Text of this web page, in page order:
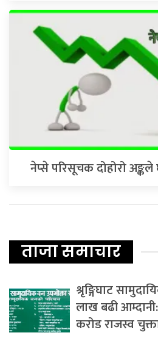
नेप्से परिसूचक दोहोरो अङ्कले
ताजा समाचार
श्रृङ्गिघाट
लाख बढी
करोड राजस्व